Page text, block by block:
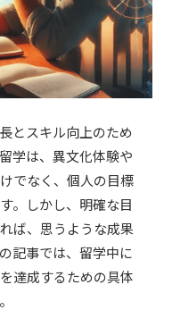
とスキル向上のため
学は、異文化体験や
でなく、個人の目標
。しかし、明確な目
ば、思うような成果
記事では、留学中に
達成するための具体